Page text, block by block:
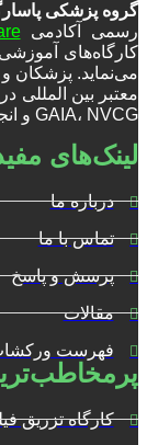
گروه پزشکی
رسمی آکادمی
کارگاه‌های
می‌نماید. پزشکان
GAIA، NVCG و انجمن سلطنتی پزشکی اروپا می‌باشد.
لینک‌های
درباره ما
تماس با ما
پرسش و پاسخ
مقالات
فهرست
کارگاه تزریق